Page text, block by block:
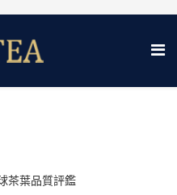
茶葉品質評鑑